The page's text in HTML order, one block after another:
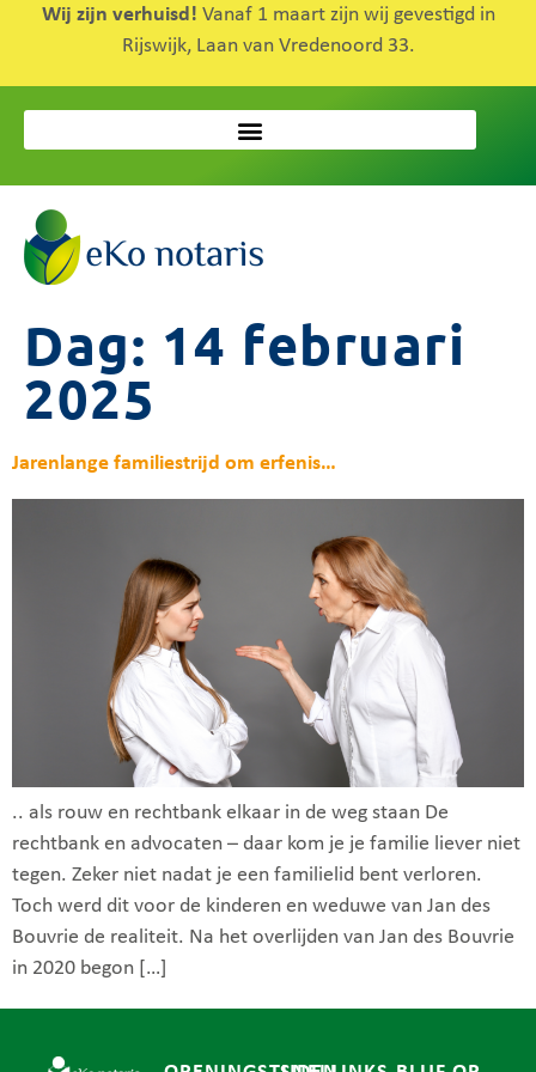
Wij zijn verhuisd! Vanaf 1 maart zijn wij gevestigd in
Rijswijk, Laan van Vredenoord 33.
Dag: 14 februari
2025
Jarenlange familiestrijd om erfenis…
.. als rouw en rechtbank elkaar in de weg staan De
rechtbank en advocaten – daar kom je je familie liever niet
tegen. Zeker niet nadat je een familielid bent verloren.
Toch werd dit voor de kinderen en weduwe van Jan des
Bouvrie de realiteit. Na het overlijden van Jan des Bouvrie
in 2020 begon […]